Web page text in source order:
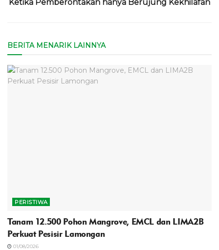
Ketika Pemberontakan hanya Berujung Kekhilafan
BERITA MENARIK LAINNYA
PERISTIWA
Tanam 12.500 Pohon Mangrove, EMCL dan LIMA2B
Perkuat Pesisir Lamongan
01/08/2026